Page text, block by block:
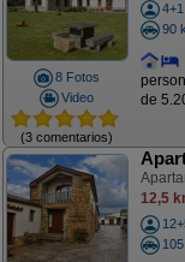
8 Fotos
Video
(3 comentarios)
90
de
12,5